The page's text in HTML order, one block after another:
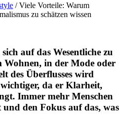
/Viele Vorteile: Warum
zu schätzen wissen
auf das Wesentliche zu
Wohnen, in der Mode oder
des Überflusses wird
da er Klarheit,
Immer mehr Menschen
und den Fokus auf das, was